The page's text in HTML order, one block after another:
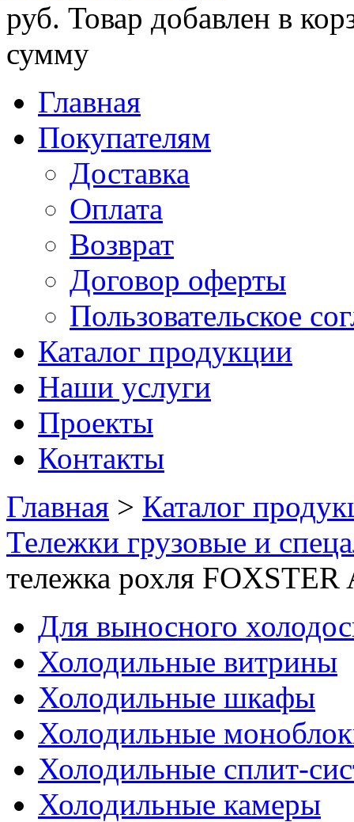
руб. Товар добавлен в
сумму
Главная
Покупателям
Доставка
Оплата
Возврат
Договор оферты
Пользовательское
Каталог продукции
Наши услуги
Проекты
Контакты
Главная > Каталог
Тележки грузовые и
тележка рохля FOXSTER
Для выносного
Холодильные витрины
Холодильные шкафы
Холодильные
Холодильные сплит-
Холодильные камеры